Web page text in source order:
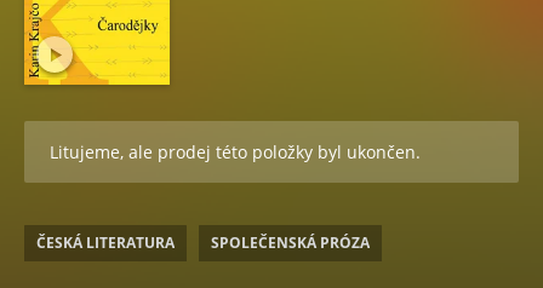
Litujeme, ale prodej této položky byl ukončen.
ČESKÁ LITERATURA SPOLEČENSKÁ PRÓZA